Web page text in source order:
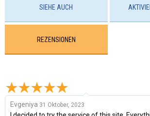
SIEHE AUCH
REZENSIONEN
Evgeniya 31 Oktober, 2023